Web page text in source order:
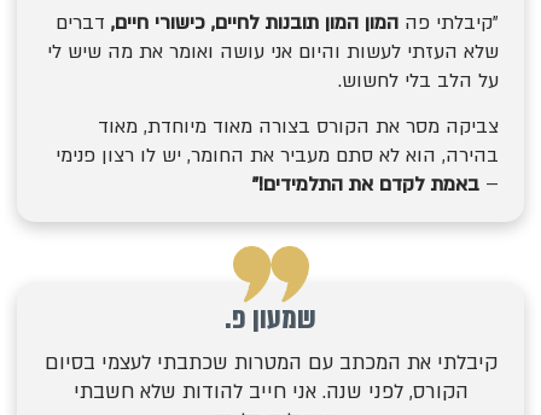
"קיבלתי פההמון המון תובנות לחיים, כישורי חיים, דברים
שלא העזתי לעשות והיום אני עושה ואומר את מה שיש לי
על הלב בלי לחשוש.
צביקה מסר את הקורס בצורה מאוד מיוחדת, מאוד
בהירה, הוא לא סתם מעביר את החומר, יש לו רצון פנימי
– באמת לקדם את התלמידים!"
שמעון פ.
קיבלתי את המכתב עם המטרות שכתבתי לעצמי בסיום
הקורס, לפני שנה.אני חייב להודות שלא חשבתי